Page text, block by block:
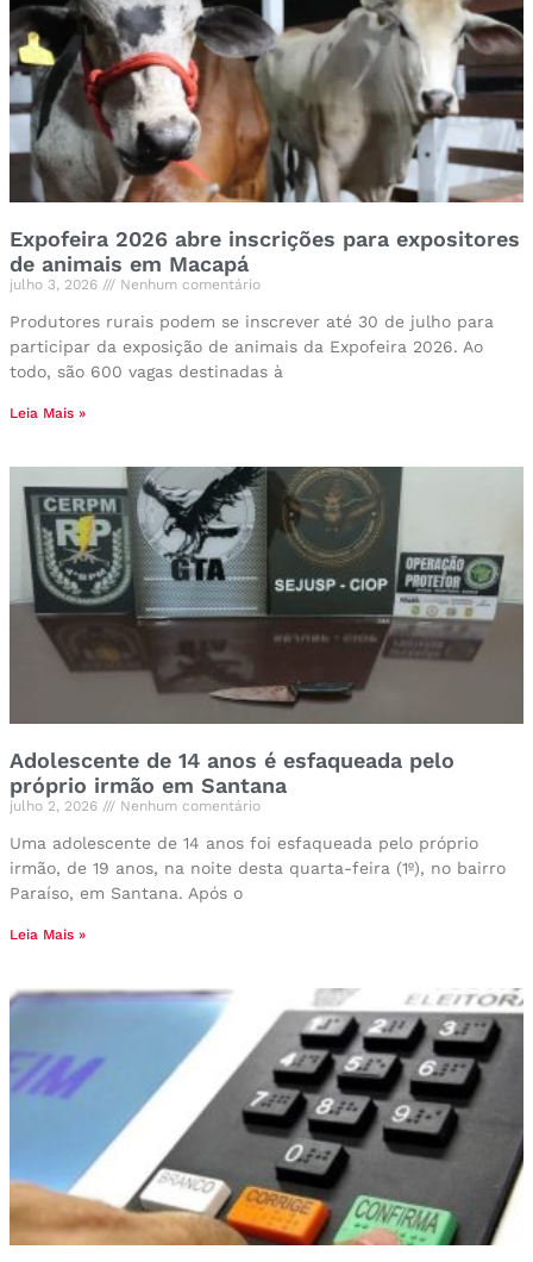
Expofeira 2026 abre inscrições para expositores
de animais em Macapá
julho 3, 2026 Nenhum comentário
Produtores rurais podem se inscrever até 30 de julho para
participar da exposição de animais da Expofeira 2026. Ao
todo, são 600 vagas destinadas à
Leia Mais »
Adolescente de 14 anos é esfaqueada pelo
próprio irmão em Santana
julho 2, 2026 Nenhum comentário
Uma adolescente de 14 anos foi esfaqueada pelo próprio
irmão, de 19 anos, na noite desta quarta-feira (1º), no bairro
Paraíso, em Santana. Após o
Leia Mais »